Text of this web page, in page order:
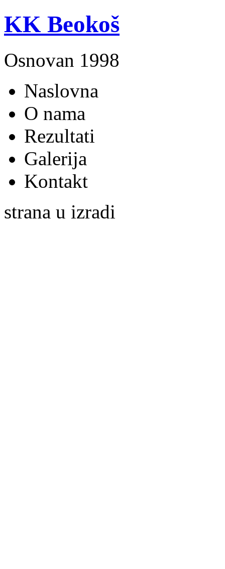
KK Beokoš
Osnovan 1998
Naslovna
O nama
Rezultati
Galerija
Kontakt
strana u izradi